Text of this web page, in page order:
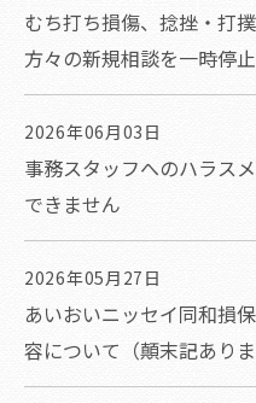
むち打ち損傷、捻挫・打
方々の新規相談を一時停
2026年06月03日
事務スタッフへのハラス
できません
2026年05月27日
あいおいニッセイ同和損
容について（顛末記ありま